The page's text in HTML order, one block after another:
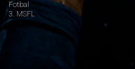
Fotbal
3. MSFL